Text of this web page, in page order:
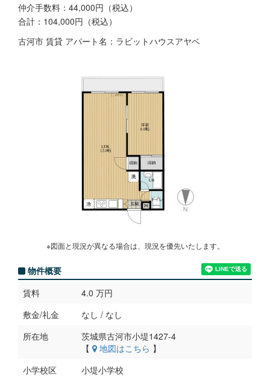
仲介手数料：44,000円（税込）
合計：104,000円（税込）
古河市 賃貸 アパート名：ラビットハウスアヤベ
※図面と現況が異なる場合は、現況を優先いたします。
物件概要
賃料
4.0 万円
敷金/礼金
なし / なし
所在地
茨城県古河市小堤1427-4
【
地図はこちら 】
小学校区
小堤小学校